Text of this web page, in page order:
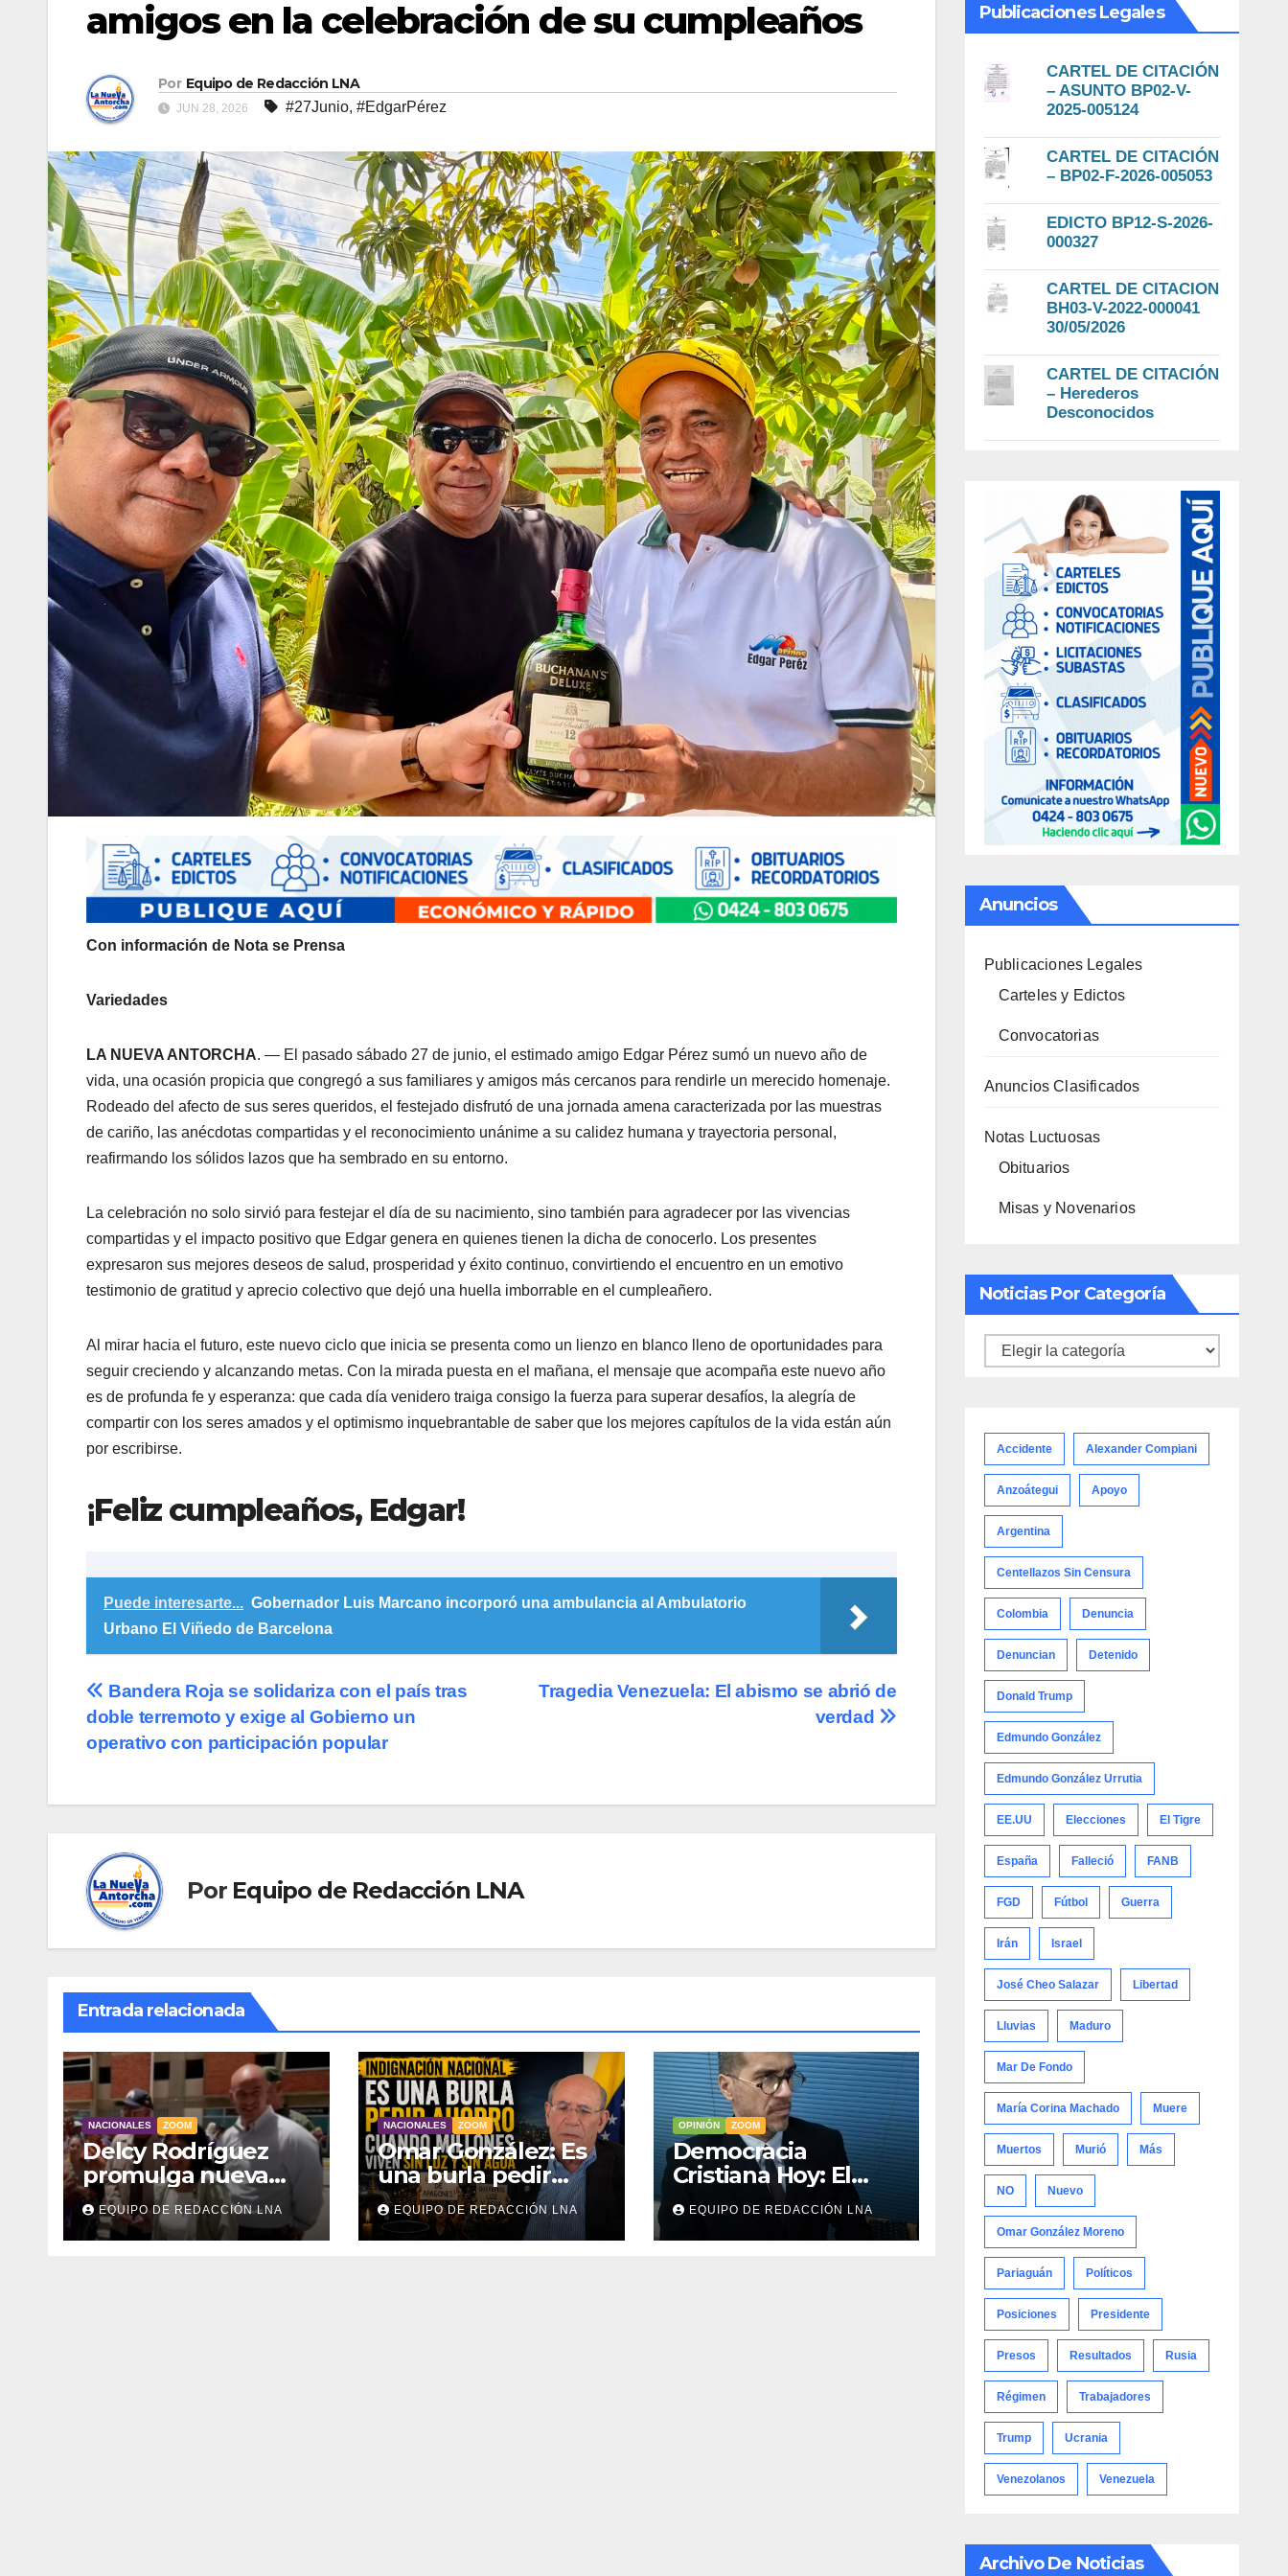
amigos en la celebración de su cumpleaños
Por Equipo de Redacción LNA
JUN 28, 2026 #27Junio, #EdgarPérez
Con información de Nota se Prensa
Variedades
LA NUEVA ANTORCHA. — El pasado sábado 27 de junio, el estimado amigo Edgar Pérez sumó un nuevo año de
vida, una ocasión propicia que congregó a sus familiares y amigos más cercanos para rendirle un merecido homenaje.
Rodeado del afecto de sus seres queridos, el festejado disfrutó de una jornada amena caracterizada por las muestras
de cariño, las anécdotas compartidas y el reconocimiento unánime a su calidez humana y trayectoria personal,
reafirmando los sólidos lazos que ha sembrado en su entorno.
​La celebración no solo sirvió para festejar el día de su nacimiento, sino también para agradecer por las vivencias
compartidas y el impacto positivo que Edgar genera en quienes tienen la dicha de conocerlo. Los presentes
expresaron sus mejores deseos de salud, prosperidad y éxito continuo, convirtiendo el encuentro en un emotivo
testimonio de gratitud y aprecio colectivo que dejó una huella imborrable en el cumpleañero.
​Al mirar hacia el futuro, este nuevo ciclo que inicia se presenta como un lienzo en blanco lleno de oportunidades para
seguir creciendo y alcanzando metas. Con la mirada puesta en el mañana, el mensaje que acompaña este nuevo año
es de profunda fe y esperanza: que cada día venidero traiga consigo la fuerza para superar desafíos, la alegría de
compartir con los seres amados y el optimismo inquebrantable de saber que los mejores capítulos de la vida están aún
por escribirse.
¡Feliz cumpleaños, Edgar!
Puede interesarte... Gobernador Luis Marcano incorporó una ambulancia al Ambulatorio
Urbano El Viñedo de Barcelona
Navegación
de
Tragedia Venezuela: El abismo se abrió de
verdad
Bandera Roja se solidariza con el país tras
doble terremoto y exige al Gobierno un
operativo con participación popular
Por Equipo de Redacción LNA
Entrada relacionada
NACIONALES ZOOM
Delcy Rodríguez
promulga nueva
Ley de
Arrendamiento
para atender a
EQUIPO DE REDACCIÓN LNA
NACIONALES ZOOM
Omar González: Es
una burla pedir
ahorro cuando
millones viven sin
luz y sin agua
EQUIPO DE REDACCIÓN LNA
OPINIÓN ZOOM
Democracia
Cristiana Hoy: El
tutelaje
EQUIPO DE REDACCIÓN LNA
Publicaciones Legales
CARTEL DE CITACIÓN
– ASUNTO BP02-V-
2025-005124
CARTEL DE CITACIÓN
– BP02-F-2026-005053
EDICTO BP12-S-2026-
000327
CARTEL DE CITACION
BH03-V-2022-000041
30/05/2026
CARTEL DE CITACIÓN
– Herederos
Desconocidos
Anuncios
Publicaciones Legales
Carteles y Edictos
Convocatorias
Anuncios Clasificados
Notas Luctuosas
Obituarios
Misas y Novenarios
Noticias Por Categoría
Noticias
Accidente Alexander Compiani
Anzoátegui Apoyo
Argentina
Centellazos Sin Censura
Colombia Denuncia
Denuncian Detenido
Donald Trump
Edmundo González
Edmundo González Urrutia
EE.UU Elecciones El Tigre
España Falleció FANB
FGD Fútbol Guerra
Irán Israel
José Cheo Salazar Libertad
Lluvias Maduro
Mar De Fondo
María Corina Machado Muere
Muertos Murió Más
NO Nuevo
Omar González Moreno
Pariaguán Políticos
Posiciones Presidente
Presos Resultados Rusia
Régimen Trabajadores
Trump Ucrania
Venezolanos Venezuela
Archivo De Noticias